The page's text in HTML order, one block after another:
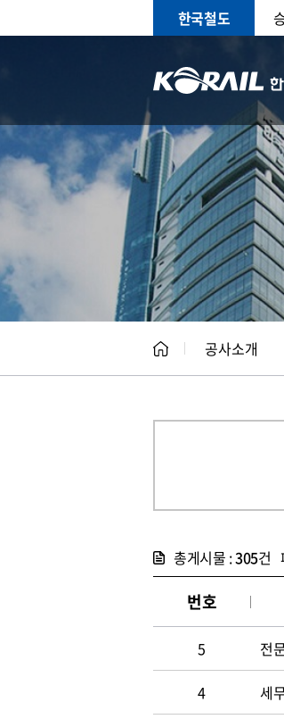
한국철도
CEO
공사소개
총게시물 :305건
번호
5 전
4 세